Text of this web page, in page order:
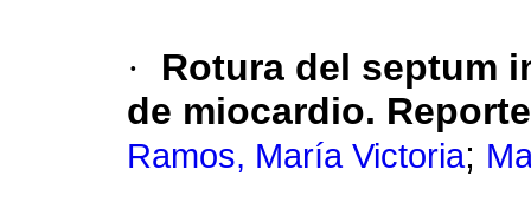
·
Rotura del septum
de miocardio.
Ramos, María Victoria;